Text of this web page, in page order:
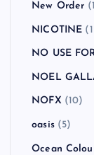
New Order
NICOTINE
NO USE
NOEL
NOFX (10)
oasis(5)
Ocean